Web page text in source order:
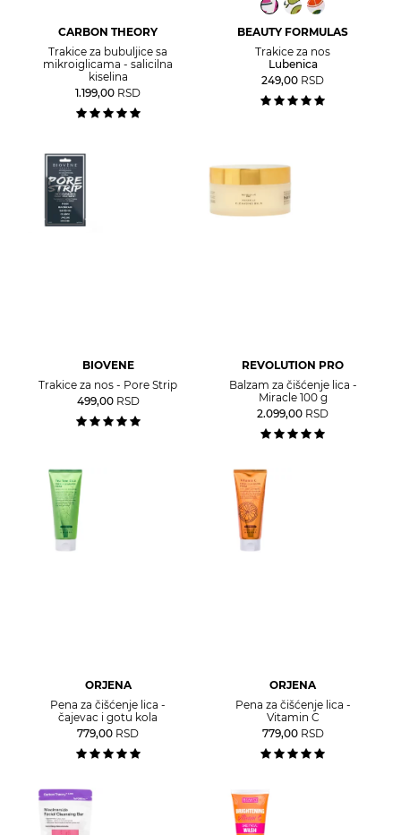
CARBON THEORY
Trakice za bubuljice sa
mikroiglicama - salicilna
kiselina
1.199,00 RSD
BEAUTY FORMULAS
Trakice za nos
Lubenica
249,00 RSD
BIOVENE
Trakice za nos - Pore Strip
499,00 RSD
REVOLUTION PRO
Balzam za čišćenje lica -
Miracle 100 g
2.099,00 RSD
ORJENA
Pena za čišćenje lica -
čajevac i gotu kola
779,00 RSD
ORJENA
Pena za čišćenje lica -
Vitamin C
779,00 RSD